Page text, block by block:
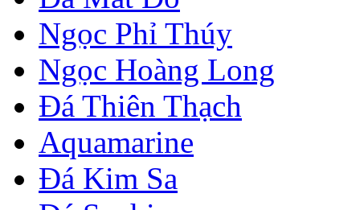
Ngọc Phỉ Thúy
Ngọc Hoàng Long
Đá Thiên Thạch
Aquamarine
Đá Kim Sa